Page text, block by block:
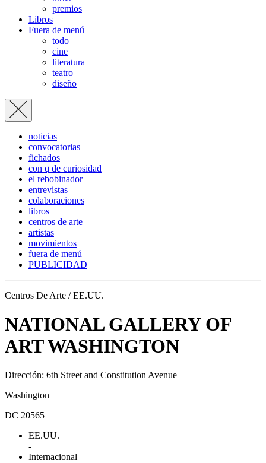
premios
Libros
Fuera de menú
todo
cine
literatura
teatro
diseño
noticias
convocatorias
fichados
con q de curiosidad
el rebobinador
entrevistas
colaboraciones
libros
centros de arte
artistas
movimientos
fuera de menú
PUBLICIDAD
Centros De Arte / EE.UU.
NATIONAL GALLERY OF
ART WASHINGTON
Dirección: 6th Street and Constitution Avenue
Washington
DC 20565
EE.UU.
-
Internacional